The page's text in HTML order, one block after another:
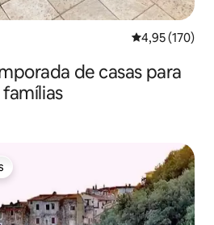
4,95 de uma
4,95 (170)
de casas para
famílias